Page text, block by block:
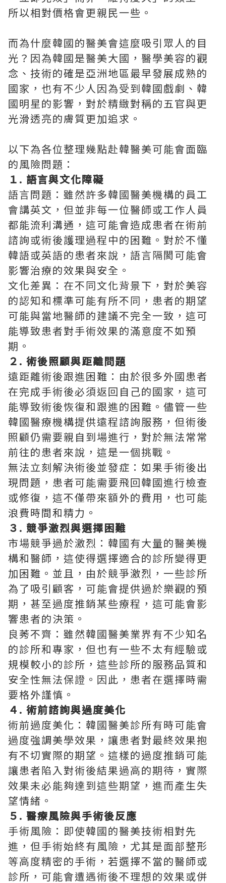
所以相對價格會更親民一些。
而為什麼韓國的醫美會這麼吸引眾人的目
光？因為韓國是醫美大國，醫學美容的觀
念、技術的確是亞洲地區最早發展成熟的
國家，也有不少人因為受到韓國戲劇、韓
國明星的影響，對於精緻對稱的五官與更
光滑透亮的膚質更加追求。
以下為各位整理幾點赴韓醫美可能會面臨
的風險問題：
１. 語言與文化障礙
語言問題：雖然許多韓國醫美機構的員工
會講英文，但並非每一位醫師或工作人員
都能流利溝通，這可能會造成患者在術前
諮詢或術後護理過程中的困難。對於不懂
韓語或英語的患者來說，語言隔閡可能會
影響治療的效果與安全。
文化差異：在不同文化背景下，對於美容
的認知和標準可能有所不同，患者的期望
可能與當地醫師的建議不完全一致，這可
能導致患者對手術效果的滿意度不如預
期。
２. 術後照顧與距離問題
遠距離術後跟進困難：由於很多外國患者
在完成手術後必須返回自己的國家，這可
能導致術後恢復和跟進的困難。儘管一些
韓國醫療機構提供遠程諮詢服務，但術後
照顧仍需要親自到場進行，對於無法常常
前往的患者來說，這是一個挑戰。
無法立刻解決術後並發症：如果手術後出
現問題，患者可能需要飛回韓國進行檢查
或修復，這不僅帶來額外的費用，也可能
浪費時間和精力。
３. 競爭激烈與選擇困難
市場競爭過於激烈：韓國有大量的醫美機
構和醫師，這使得選擇適合的診所變得更
加困難。並且，由於競爭激烈，一些診所
為了吸引顧客，可能會提供過於樂觀的預
期，甚至過度推銷某些療程，這可能會影
響患者的決策。
良莠不齊：雖然韓國醫美業界有不少知名
的診所和專家，但也有一些不太有經驗或
規模較小的診所，這些診所的服務品質和
安全性無法保證。因此，患者在選擇時需
要格外謹慎。
４. 術前諮詢與過度美化
術前過度美化：韓國醫美診所有時可能會
過度強調美學效果，讓患者對最終效果抱
有不切實際的期望。這樣的過度推銷可能
讓患者陷入對術後結果過高的期待，實際
效果未必能夠達到這些期望，進而產生失
望情緒。
５. 醫療風險與手術後反應
手術風險：即使韓國的醫美技術相對先
進，但手術始終有風險，尤其是面部整形
等高度精密的手術，若選擇不當的醫師或
診所，可能會遭遇術後不理想的效果或併